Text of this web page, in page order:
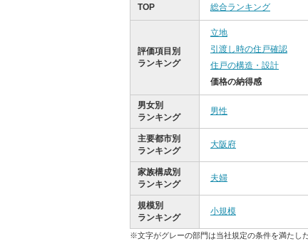
TOP 総合ランキング
評価項目別
ランキング
立地
引渡し時の住戸確認
住戸の構造・設計
価格の納得感
男女別
ランキング
男性
主要都市別
ランキング
大阪府
家族構成別
ランキング
夫婦
規模別
ランキング
小規模
※文字がグレーの部門は当社規定の条件を満たし